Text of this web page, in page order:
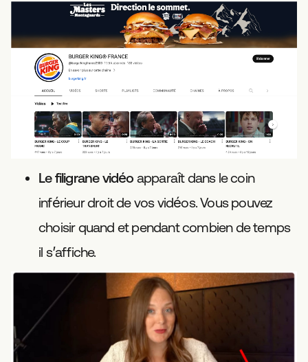
Le filigrane vidéo apparaît dans le coin
inférieur droit de vos vidéos. Vous pouvez
choisir quand et pendant combien de temps
il s’affiche.